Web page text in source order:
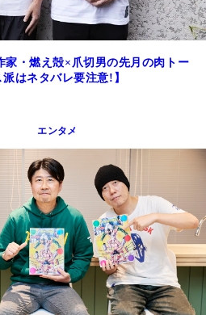
家・燃え殻×爪切男の先月の肉トー
はネタバレ要注意!】
エンタメ